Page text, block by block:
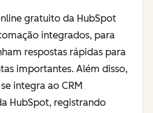
gratuito da HubSpot
integrados, para
respostas rápidas para
importantes. Além disso,
integra ao CRM
HubSpot, registrando